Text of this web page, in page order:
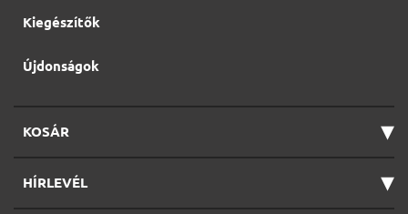
Kiegészítők
Újdonságok
KOSÁR ▾
HÍRLEVÉL ▾